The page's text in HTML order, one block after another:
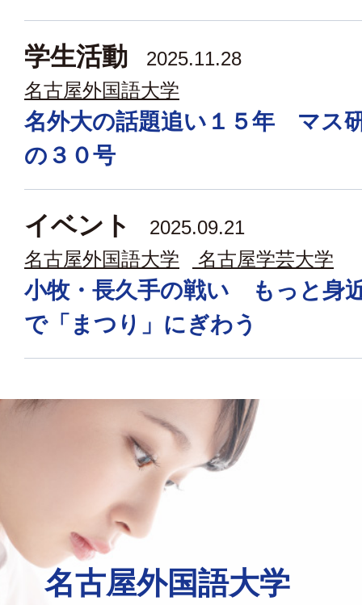
学生活動
2025.11.28
名古屋外国語大学
名外大の話題追い１５年 マス
の３０号
イベント
2025.09.21
名古屋外国語大学
名古屋学芸大学
小牧・長久手の戦い もっと身
で「まつり」にぎわう
名古屋外国語大学